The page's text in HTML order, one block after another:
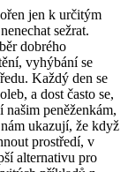
jen k určitým
sežrat.
dobrého
vyhýbání se
Každý den se
a dost často se,
peněženkám,
ukazují, že když
prostředí, v
alternativu pro